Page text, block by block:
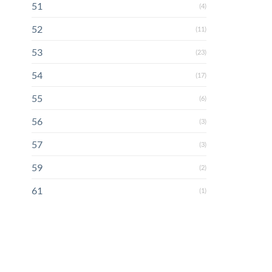
51 (4)
52 (11)
53 (23)
54 (17)
55 (6)
56 (3)
57 (3)
59 (2)
61 (1)